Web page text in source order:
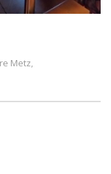
Metz,